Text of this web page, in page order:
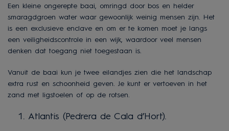
Een kleine ongerepte baai, omringd door bos en helder
smaragdgroen water waar gewoonlijk weinig mensen zijn. Het
is een exclusieve enclave en om er te komen moet je langs
een veiligheidscontrole in een wijk, waardoor veel mensen
denken dat toegang niet toegestaan is.
Vanuit de baai kun je twee eilandjes zien die het landschap
extra rust en schoonheid geven. Je kunt er vertoeven in het
zand met ligstoelen of op de rotsen.
Atlantis (Pedrera de Cala d’Hort).